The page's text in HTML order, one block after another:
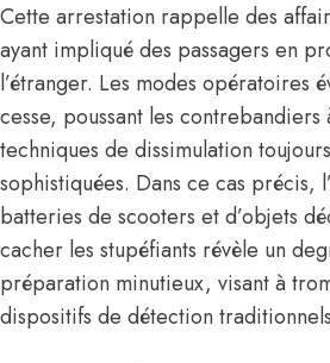
Cette arrestation rappelle des
ayant impliqué des passagers en
l’étranger. Les modes opératoires
cesse, poussant les contrebandiers
techniques de dissimulation
sophistiquées. Dans ce cas précis,
batteries de scooters et d’objets
cacher les stupéfiants révèle un
préparation minutieux, visant à
dispositifs de détection